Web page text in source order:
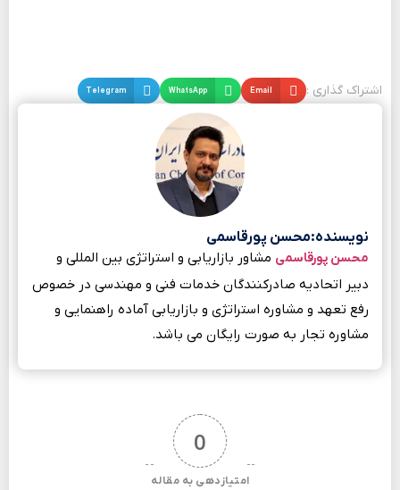
اشتراک گذاری : Email
WhatsApp
Telegram
نویسنده:محسن پورقاسمی
محسن پورقاسمی مشاور بازاریابی و استراتژی بین المللی و
دبیر اتحادیه صادرکنندگان خدمات فنی و مهندسی در خصوص
رفع تعهد و مشاوره استراتژی و بازاریابی آماده راهنمایی و
مشاوره تجار به صورت رایگان می باشد.
0
امتیازدهی به مقاله